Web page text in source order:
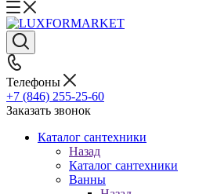
Телефоны
+7 (846) 255-25-60
Заказать звонок
Каталог сантехники
Назад
Каталог сантехники
Ванны